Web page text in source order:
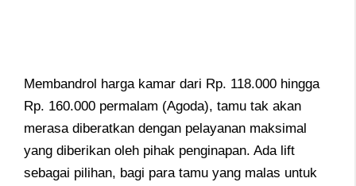
Membandrol harga kamar dari Rp. 118.000 hingga
Rp. 160.000 permalam (Agoda), tamu tak akan
merasa diberatkan dengan pelayanan maksimal
yang diberikan oleh pihak penginapan. Ada lift
sebagai pilihan, bagi para tamu yang malas untuk